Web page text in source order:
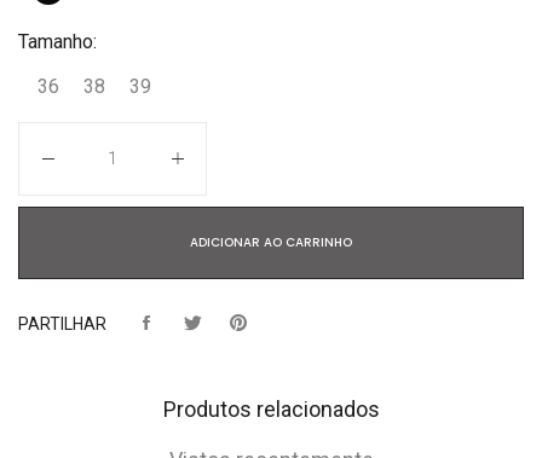
Tamanho:
36
38 39
ADICIONAR AO CARRINHO
PARTILHAR
Produtos relacionados